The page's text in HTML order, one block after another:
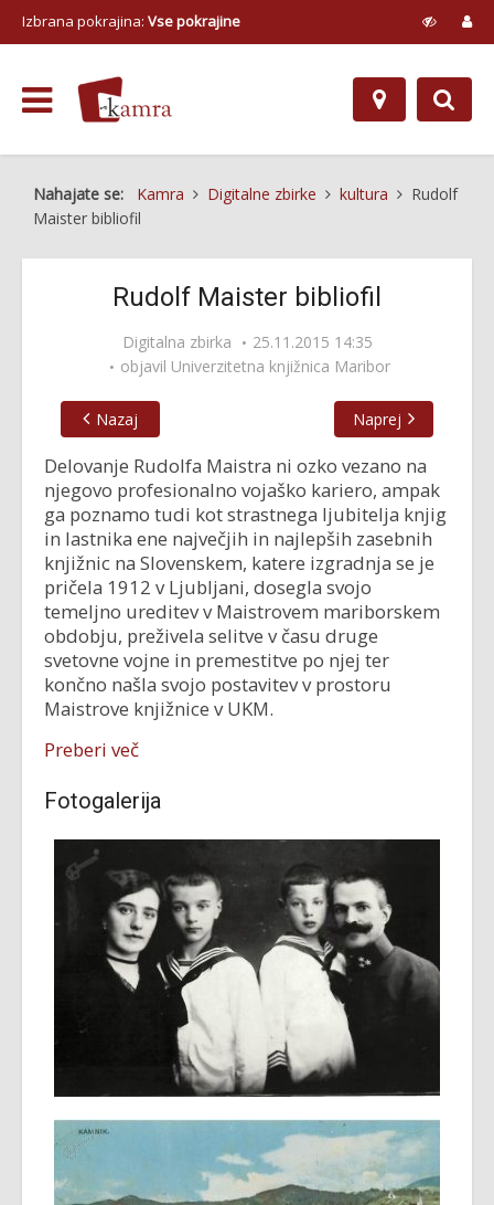
Izbrana pokrajina: Vse pokrajine
Nahajate se: Kamra Digitalne zbirke kultura
Rudolf
Maister bibliofil
Rudolf Maister bibliofil
Digitalna zbirka
25.11.2015 14:35
objavil Univerzitetna knjižnica Maribor
Nazaj Naprej
Delovanje Rudolfa Maistra ni ozko vezano na
njegovo profesionalno vojaško kariero, ampak
ga poznamo tudi kot strastnega ljubitelja knjig
in lastnika ene največjih in najlepših zasebnih
knjižnic na Slovenskem, katere izgradnja se je
pričela 1912 v Ljubljani, dosegla svojo
temeljno ureditev v Maistrovem mariborskem
obdobju, preživela selitve v času druge
svetovne vojne in premestitve po njej ter
končno našla svojo postavitev v prostoru
Maistrove knjižnice v UKM.
Preberi več
Fotogalerija